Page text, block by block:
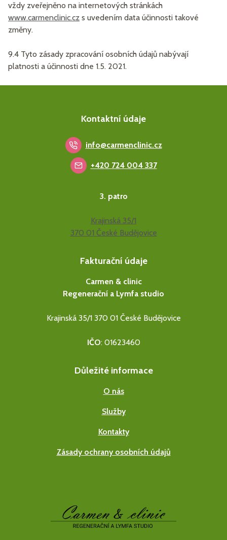
vždy zveřejněno na internetových stránkách
www.carmenclinic.cz s uvedením data účinnosti takové
změny.
9.4 Tyto zásady zpracování osobních údajů nabývají
platnosti a účinnosti dne 1.5. 2021.
Kontaktní údaje
info@carmenclinic.cz
+420 724 004 337
3. patro
Krajinská 35/1
370 01 České Budějovice
Fakturační údaje
Carmen & clinic
Regenerační a Lymfa studio
Krajinská 35/1 370 01 České Budějovice
IČO: 01623460
Důležité informace
O nás
Služby
Kontakty
Zásady ochrany osobních údajů